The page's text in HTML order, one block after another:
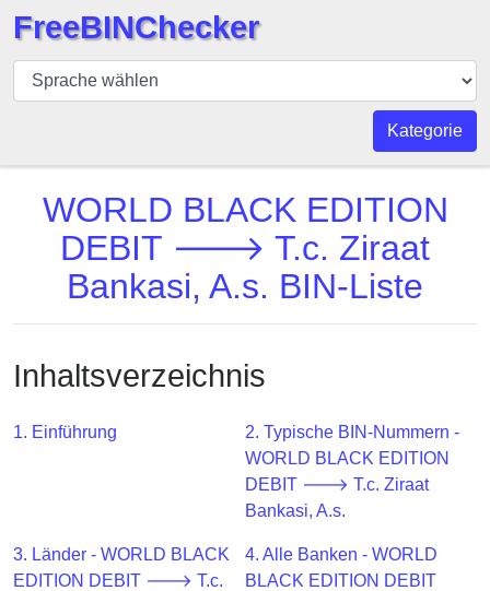
BIN
Prüfer
BIN
Nummer
BIN
BIN
v2
from
Banks
FreeBINChecker
Kategorie
WORLD BLACK EDITION
DEBIT 🡒 T.c. Ziraat
Bankasi, A.s. BIN-Liste
Inhaltsverzeichnis
1. Einführung
2. Typische BIN-Nummern -
WORLD BLACK EDITION
DEBIT 🡒 T.c. Ziraat
Bankasi, A.s.
3. Länder - WORLD BLACK
EDITION DEBIT 🡒 T.c.
4. Alle Banken - WORLD
BLACK EDITION DEBIT